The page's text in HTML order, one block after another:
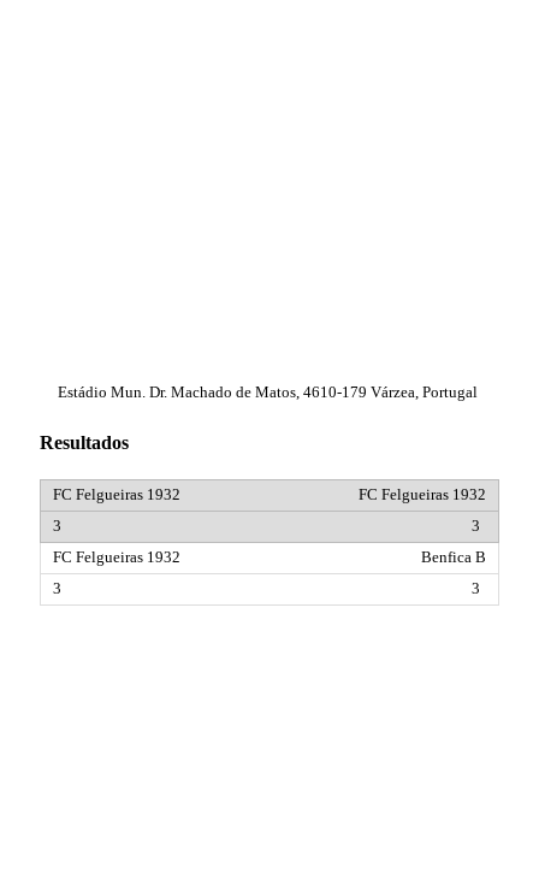
Estádio Mun. Dr. Machado de Matos, 4610-179 Várzea, Portugal
Resultados
FC Felgueiras 1932
3
Benfica B
3